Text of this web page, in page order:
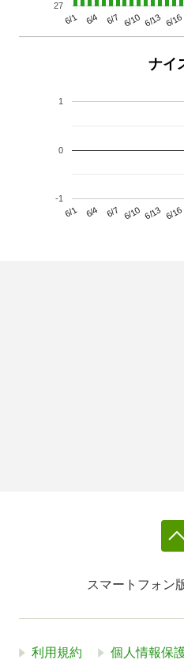
6/1 6/4 6/7 6/10 6/13 6/16
27
ナイ
6/1 6/4 6/7 6/10 6/13 6/16
-1
0
1
スマートフォン
利用規約 個人情報保